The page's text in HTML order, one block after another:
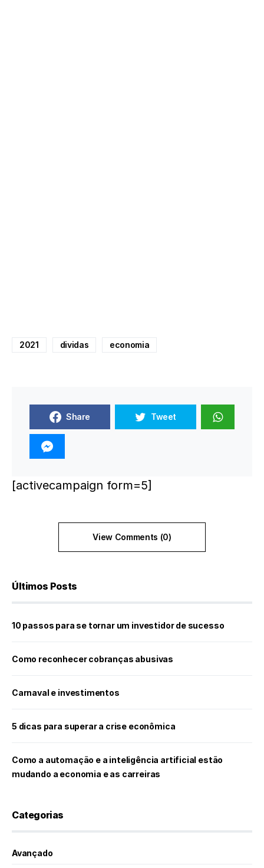
2021 dividas economia
Share Tweet
[activecampaign form=5]
View Comments (0)
Últimos Posts
10 passos para se tornar um investidor de sucesso
Como reconhecer cobranças abusivas
Carnaval e investimentos
5 dicas para superar a crise econômica
Como a automação e a inteligência artificial estão
mudando a economia e as carreiras
Categorias
Avançado